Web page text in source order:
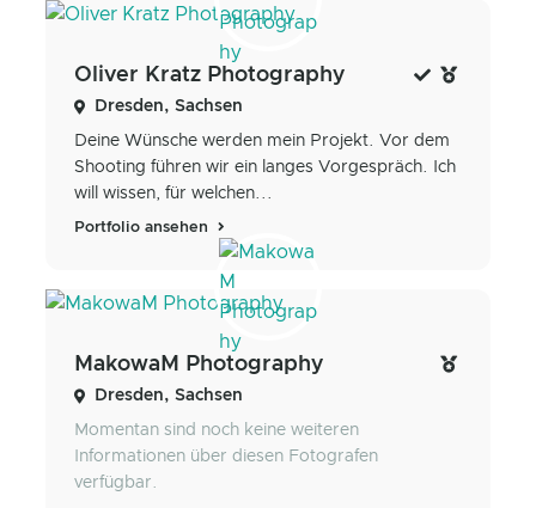
Oliver Kratz Photography
Dresden, Sachsen
Deine Wünsche werden mein Projekt. Vor dem
Shooting führen wir ein langes Vorgespräch. Ich
will wissen, für welchen...
Portfolio ansehen
MakowaM Photography
Dresden, Sachsen
Momentan sind noch keine weiteren
Informationen über diesen Fotografen
verfügbar.